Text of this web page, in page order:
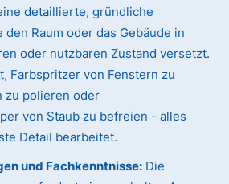
detaillierte, gründliche
den Raum oder das Gebäude in
oder nutzbaren Zustand versetzt.
Farbspritzer von Fenstern zu
zu polieren oder
von Staub zu befreien - alles
Detail bearbeitet.
und Fachkenntnisse: Die